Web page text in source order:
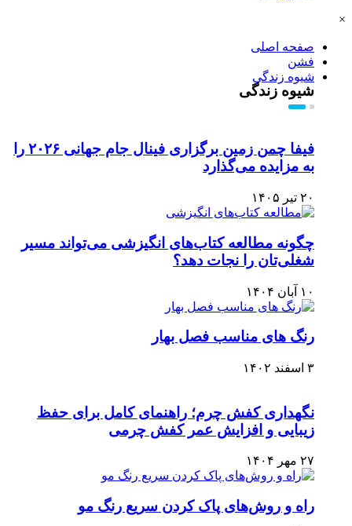
×
صفحه اصلی
فشن
شیوه زندگی
شیوه زندگی
فیفا چمن زمین برگزاری فینال جام جهانی ۲۰۲۶ را
به مزایده می‌گذارد
۲۰ تیر ۱۴۰۵
چگونه مطالعه کتاب‌های انگیزشی می‌تواند مسیر
شغلی‌تان را نجات دهد؟
۱۰ آبان ۱۴۰۴
رنگ های مناسب فصل بهار
۳ اسفند ۱۴۰۲
نگهداری کفش چرم؛ راهنمای کامل برای حفظ
زیبایی و افزایش عمر کفش چرمی
۲۷ مهر ۱۴۰۴
راه و روش‌های پاک کردن سریع رنگ مو